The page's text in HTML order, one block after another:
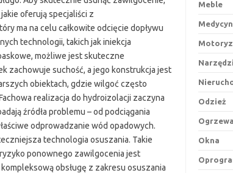
oferują specjaliści z
ma na celu całkowite odcięcie dopływu
technologii, takich jak iniekcja
możliwe jest skuteczne
zachowuje suchość, a jego konstrukcja jest
obiektach, gdzie wilgoć często
realizacja do hydroizolacji zaczyna
źródła problemu – od podciągania
odprowadzanie wód opadowych.
technologia osuszania. Takie
ponownego zawilgocenia jest
obsługę z zakresu osuszania
Meble
Odzież
Okna